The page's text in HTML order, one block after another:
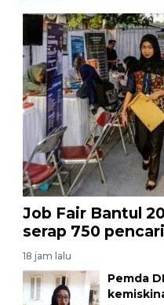
Job Fair Bantul
serap 750
18 jam lalu
Pemda